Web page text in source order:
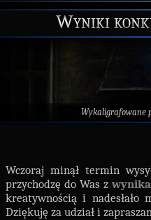
Wyniki
Wykaligrafowane
Wczoraj minął termin
przychodzę do Was z
kreatywnością i
Dziękuję za udział i